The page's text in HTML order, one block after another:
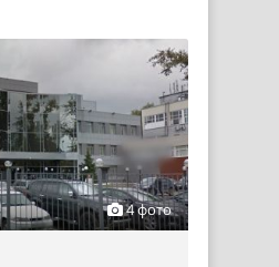
4 фото